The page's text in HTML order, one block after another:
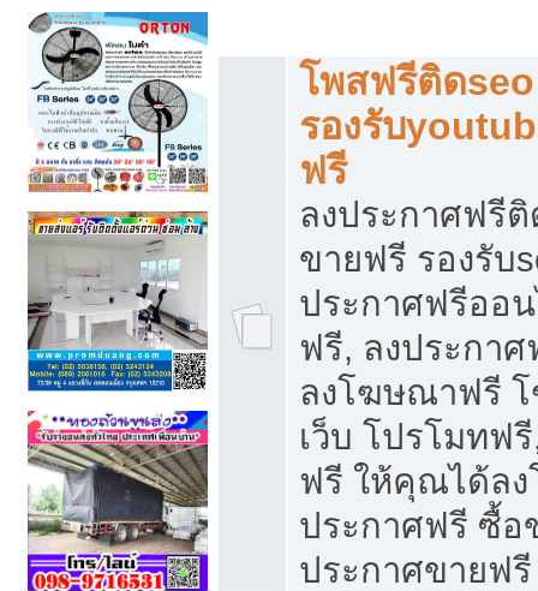
โพสฟรีติด
รองรับ
ฟรี
ลงประกาศฟรีติ
ขายฟรี รองรับ
ประกาศฟรีออ
ฟรี, ลงประกา
ลงโฆษณาฟรี
เว็บ โปรโมทฟ
ฟรี ให้คุณได้ล
ประกาศฟรี ซื้อ
ประกาศขายฟรี